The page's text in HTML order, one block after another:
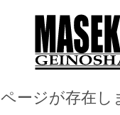
ページが存在し